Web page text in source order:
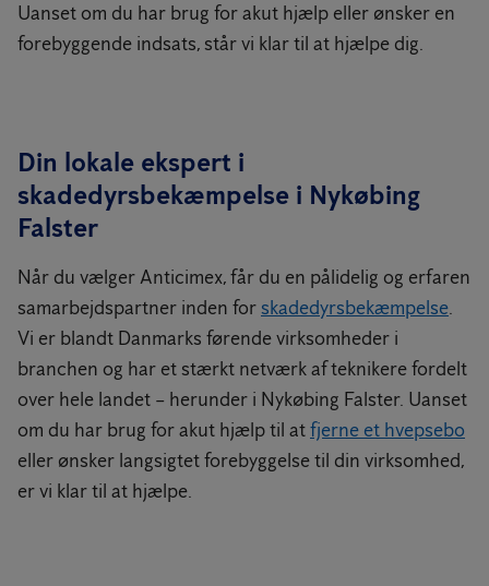
Uanset om du har brug for akut hjælp eller ønsker en
forebyggende indsats, står vi klar til at hjælpe dig.
Din lokale ekspert i
skadedyrsbekæmpelse i Nykøbing
Falster
Når du vælger Anticimex, får du en pålidelig og erfaren
samarbejdspartner inden forskadedyrsbekæmpelse.
Vi er blandt Danmarks førende virksomheder i
branchen og har et stærkt netværk af teknikere fordelt
over hele landet – herunder i Nykøbing Falster. Uanset
om du har brug for akut hjælp til atfjerne et hvepsebo
eller ønsker langsigtet forebyggelse til din virksomhed,
er vi klar til at hjælpe.